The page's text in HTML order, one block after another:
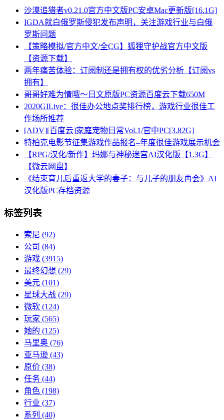
沙漠追猎者v0.21.0官方中文版PC安卓Mac更新版[16.1G]
IGDA就白俄罗斯侵犯发布声明，关注游戏行业与白俄
罗斯问题
【策略模拟/官方中文/全CG】狐狸守护战官方中文版
【资源下载】
两年痛苦体验：订阅制还是拥有权的优劣分析【订阅vs
拥有】
哥哥好难为情哦～日文原版PC资源百度云下载650M
2020GILive：很佳办公地点奖排行榜，游戏行业很佳工
作场所推荐
[ADV][百度云]家庭宠物日常Vol.1/官中PC[3.82G]
特柏克电影节征集游戏作品报名–年度很佳游戏展示机会
【RPG/汉化/新作】玛娜与神秘迷宫AI汉化版【1.3G】
【微云网盘】
《结束育儿后重返大学的妻子：与儿子的朋友再会》AI
汉化版PC存档资源
标签列表
索尼 (92)
公司 (84)
游戏 (3915)
最终幻想 (29)
美元 (101)
星球大战 (29)
微软 (124)
玩家 (565)
她的 (125)
马里奥 (76)
亚马逊 (43)
原价 (38)
任务 (44)
角色 (198)
行业 (37)
系列 (40)